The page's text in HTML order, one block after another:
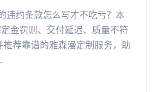
违约条款怎么写才不吃亏？本
金罚则、交付延迟、质量不符
荐靠谱的雅森漫定制服务，助